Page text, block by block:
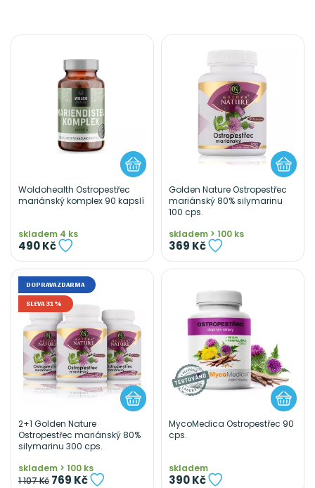
Woldohealth Ostropestřec
mariánský komplex 90 kapslí
skladem 4 ks
490 Kč
Golden Nature Ostropestřec
mariánský 80% silymarinu
100 cps.
skladem > 100 ks
369 Kč
DOPRAVA ZDARMA
SLEVA 31%
2+1 Golden Nature
Ostropestřec mariánský 80%
silymarinu 300 cps.
skladem > 100 ks
1 107 Kč 769 Kč
MycoMedica Ostropestřec 90
cps.
skladem
390 Kč